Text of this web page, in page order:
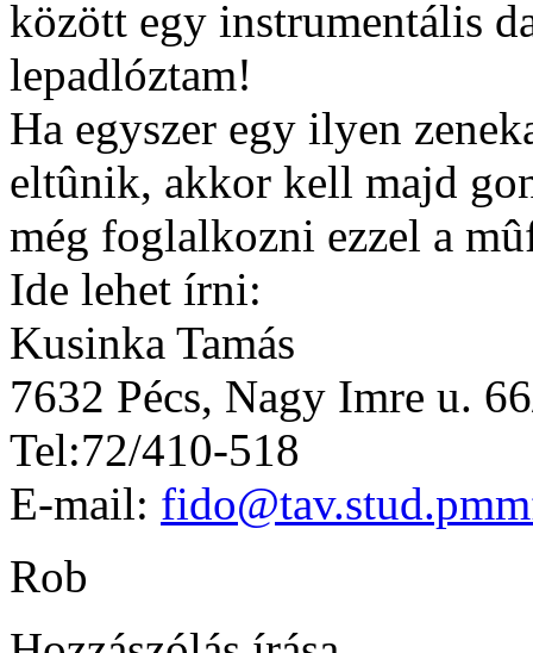
között egy instrumentális
lepadlóztam!
Ha egyszer egy ilyen
eltûnik, akkor kell majd
még foglalkozni ezzel a
Ide lehet írni:
Kusinka Tamás
7632 Pécs, Nagy Imre u.
Tel:72/410-518
E-mail:
Rob